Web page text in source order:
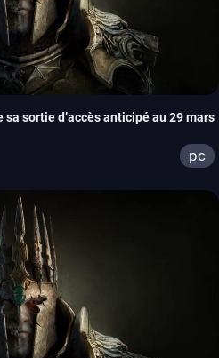
sa sortie d’accès anticipé au 29 mars
pc